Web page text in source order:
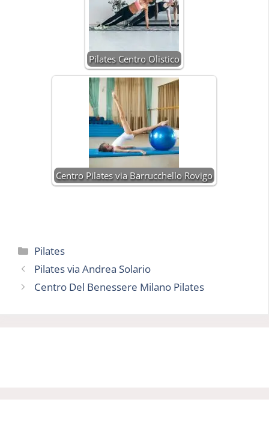
Pilates Centro Olistico
Centro Pilates via Barrucchello Rovigo
Categorie
Pilates
Pilates via Andrea Solario
Centro Del Benessere Milano Pilates